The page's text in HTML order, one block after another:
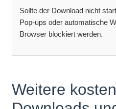
Sollte der Download nicht
Pop-ups oder automatische
Browser blockiert werden.
Weitere